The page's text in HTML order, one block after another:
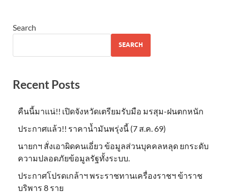
Search
SEARCH
Recent Posts
คืนนี้มาแน่!! เปิดจังหวัดเตรียมรับมือ มรสุม-ฝนตกหนัก
ประกาศแล้ว!! ราคาน้ำมันพรุ่งนี้ (7 ส.ค. 69)
นายกฯ สั่งเอาผิดคนเอี่ยว ข้อมูลส่วนบุคคลหลุด ยกระดับ
ความปลอดภัยข้อมูลรัฐทั้งระบบ.
ประกาศโปรดเกล้าฯ พระราชทานเครื่องราชฯ ข้าราช
บริพาร 8 ราย